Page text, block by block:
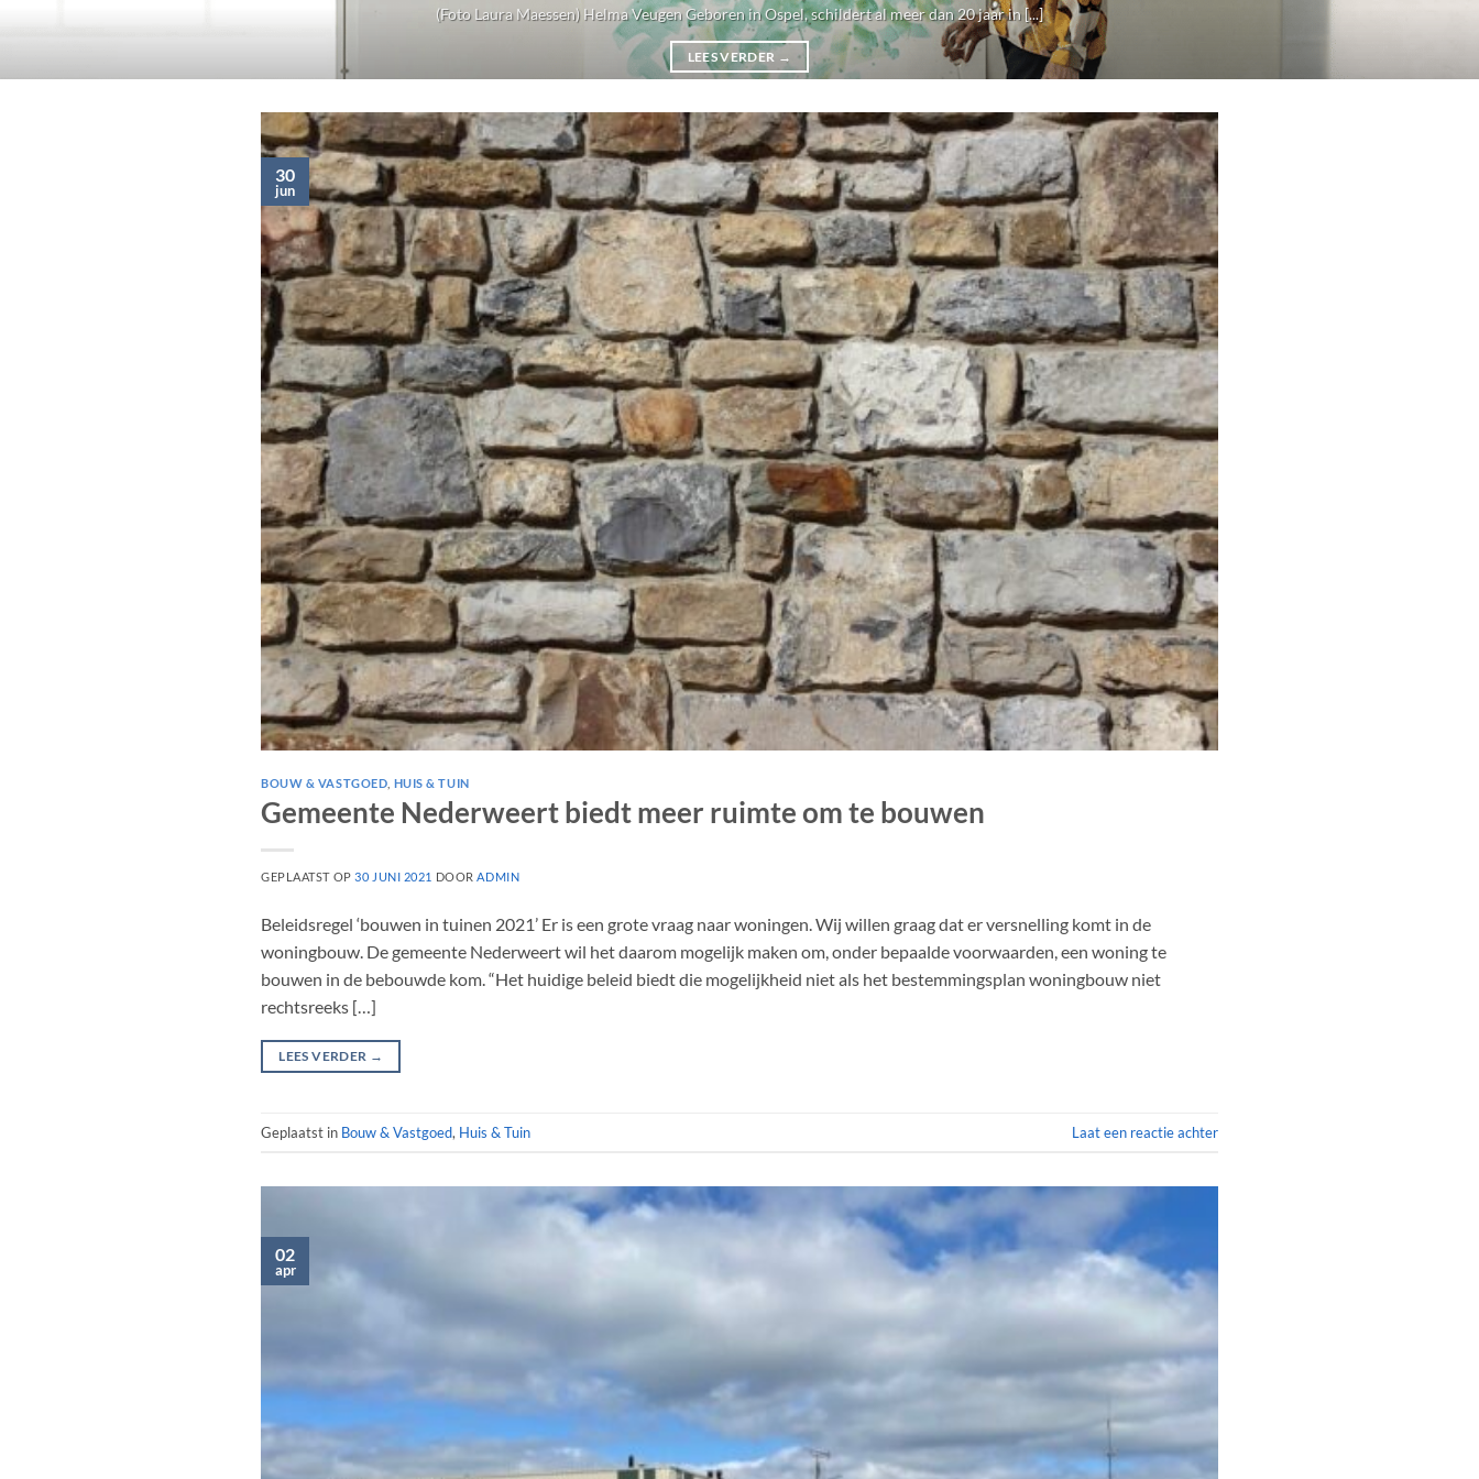
(Foto Laura Maessen) Helma Veugen Geboren in Ospel, schildert al meer dan 20 jaar in [...]
LEES VERDER →
30
jun
BOUW & VASTGOED HUIS & TUIN
Gemeente Nederweert biedt meer ruimte om te bouwen
GEPLAATST OP30 JUNI 2021 DOORADMIN
Beleidsregel ‘bouwen in tuinen 2021’ Er is een grote vraag naar woningen. Wij willen graag dat er versnelling komt in de
woningbouw. De gemeente Nederweert wil het daarom mogelijk maken om, onder bepaalde voorwaarden, een woning te
bouwen in de bebouwde kom. “Het huidige beleid biedt die mogelijkheid niet als het bestemmingsplan woningbouw niet
rechtsreeks […]
LEES VERDER →
Geplaatst in Bouw & Vastgoed, Huis & Tuin Laat een reactie achter
02
apr